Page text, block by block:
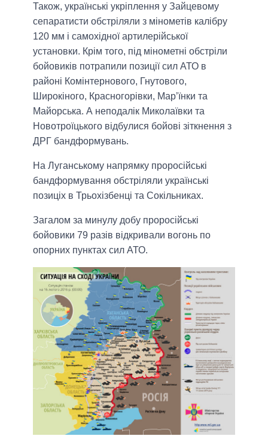
Також, українські укріплення у Зайцевому
сепаратисти обстріляли з мінометів калібру
120 мм і самохідної артилерійської
установки. Крім того, під мінометні обстріли
бойовиків потрапили позиції сил АТО в
районі Комінтернового, Гнутового,
Широкіного, Красногорівки, Мар’їнки та
Майорська. А неподалік Миколаївки та
Новотроїцького відбулися бойові зіткнення з
ДРГ бандформувань.
На Луганському напрямку проросійські
бандформування обстріляли українські
позиціх в Трьохізбенці та Сокільниках.
Загалом за минулу добу проросійські
бойовики 79 разів відкривали вогонь по
опорних пунктах сил АТО.